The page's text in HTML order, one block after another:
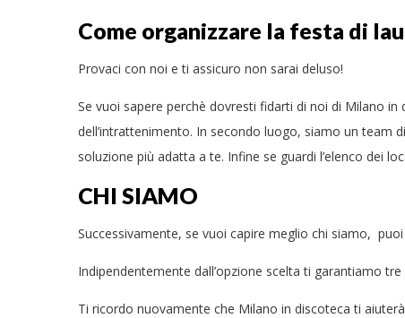
Come organizzare la festa di
Provaci con noi e ti assicuro non sarai deluso!
Se vuoi sapere perchè dovresti fidarti di noi di Milano
dell’intrattenimento. In secondo luogo, siamo un team
soluzione più adatta a te. Infine se guardi l’elenco dei
CHI SIAMO
Successivamente, se vuoi capire meglio chi siamo,
Indipendentemente dall’opzione scelta ti garantiamo
Ti ricordo nuovamente che Milano in discoteca ti